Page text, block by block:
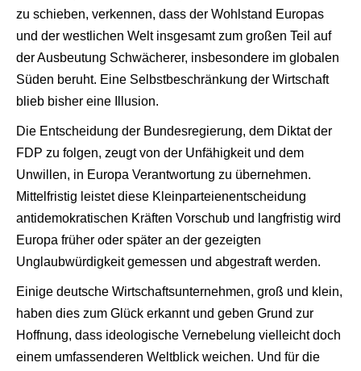
zu schieben, verkennen, dass der Wohlstand Europas
und der westlichen Welt insgesamt zum großen Teil auf
der Ausbeutung Schwächerer, insbesondere im globalen
Süden beruht. Eine Selbstbeschränkung der Wirtschaft
blieb bisher eine Illusion.
Die Entscheidung der Bundesregierung, dem Diktat der
FDP zu folgen, zeugt von der Unfähigkeit und dem
Unwillen, in Europa Verantwortung zu übernehmen.
Mittelfristig leistet diese Kleinparteienentscheidung
antidemokratischen Kräften Vorschub und langfristig wird
Europa früher oder später an der gezeigten
Unglaubwürdigkeit gemessen und abgestraft werden.
Einige deutsche Wirtschaftsunternehmen, groß und klein,
haben dies zum Glück erkannt und geben Grund zur
Hoffnung, dass ideologische Vernebelung vielleicht doch
einem umfassenderen Weltblick weichen. Und für die